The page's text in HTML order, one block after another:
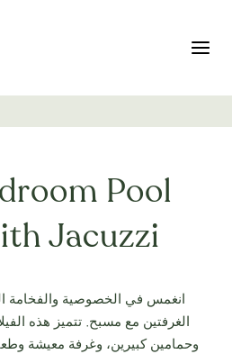
تبديل التنقل
Pool
Jacuzzi
انغمس في الخصوصية والفخامة
الغرفتين مع مسبح. تتميز هذه
وحمامين كبيرين، وغرفة معيشة